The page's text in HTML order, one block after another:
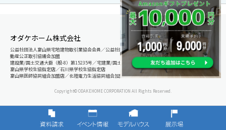
オダケホーム株式会社
公益社団法人富山県宅地建物取引業協会会員／公益社団法人石川県宅地建物取引業協会会員／北陸不
動産公正取引協議会加盟
建設業/国土交通大臣（般-8）第15235号／宅建業/国土交通大臣（8）第5025号
富山県学校生協指定店／石川県学校生協指定店
富山県医師協同組合加盟店／北陸電力生活協同組合加盟店
Copyright© ODAKEHOME CORPORATION All Rights Reserved.